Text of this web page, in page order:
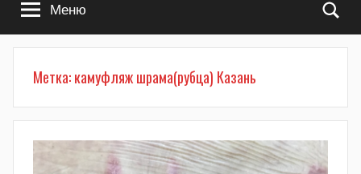
Меню
Метка:камуфляж шрама(рубца) Казань